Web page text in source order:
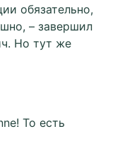
обязательно,
– завершил
Но тут же
То есть